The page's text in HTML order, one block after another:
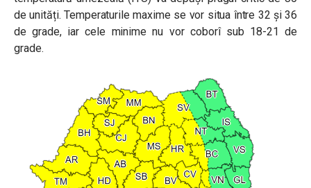
de unități. Temperaturile maxime se vor situa între 32 și 36
de grade, iar cele minime nu vor coborî sub 18-21 de
grade.